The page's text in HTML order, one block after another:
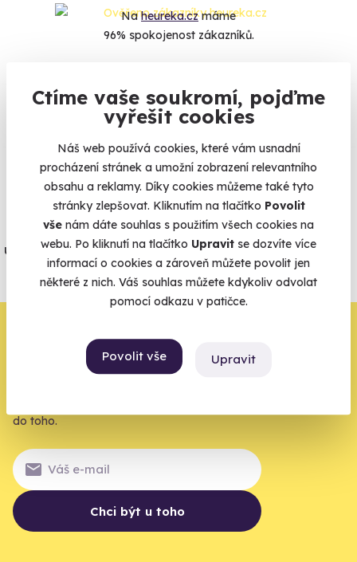
Ctíme vaše soukromí, pojďme
vyřešit cookies
Náš web používá cookies, které vám usnadní
procházení stránek a umožní zobrazení relevantního
obsahu a reklamy. Díky cookies můžeme také tyto
stránky zlepšovat. Kliknutím na tlačítko Povolit
vše nám dáte souhlas s použitím všech cookies na
webu. Po kliknutí na tlačítko Upravit se dozvíte více
informací o cookies a zároveň můžete povolit jen
některé z nich. Váš souhlas můžete kdykoliv odvolat
pomocí odkazu v patičce.
Povolit vše Upravit
Naheureka.czmáme
96% spokojenost zákazníků.
Co si o nás myslí
Vše umíme pojistit
Jeden nikdy neví. Máme nejvyšší
úrazové pojištění z nabídky zážitkových
agentur.
Vše o pojištění
Zbývá jeden krok,
zbytek zařídíme my
do toho.
Chci být u toho